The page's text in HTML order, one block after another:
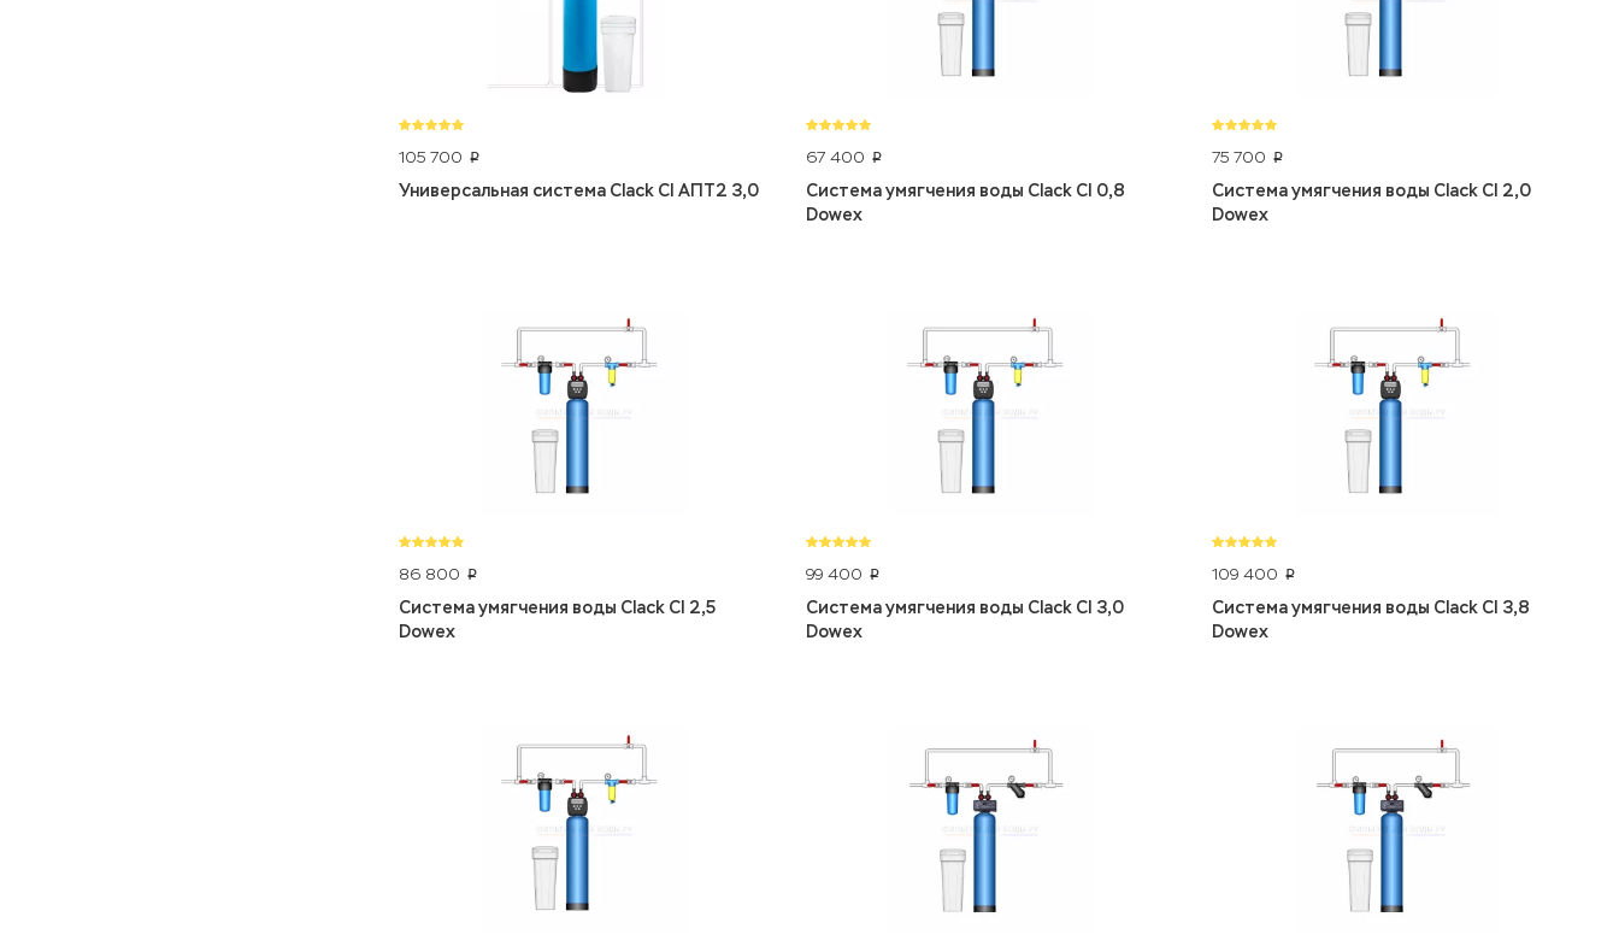
105 700 p
Универсальная система Clack CI АПТ2 3,0
67 400 p
Система умягчения воды Clack CI 0,8
Dowex
75 700 p
Система умягчения воды Clack CI 2,0
Dowex
86 800 p
Система умягчения воды Clack CI 2,5
Dowex
99 400 p
Система умягчения воды Clack CI 3,0
Dowex
109 400 p
Система умягчения воды Clack CI 3,8
Dowex